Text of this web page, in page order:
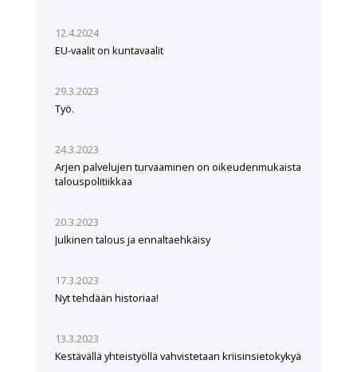
12.4.2024
EU-vaalit on kuntavaalit
29.3.2023
Työ.
24.3.2023
Arjen palvelujen turvaaminen on oikeudenmukaista
talouspolitiikkaa
20.3.2023
Julkinen talous ja ennaltaehkäisy
17.3.2023
Nyt tehdään historiaa!
13.3.2023
Kestävällä yhteistyöllä vahvistetaan kriisinsietokykyä